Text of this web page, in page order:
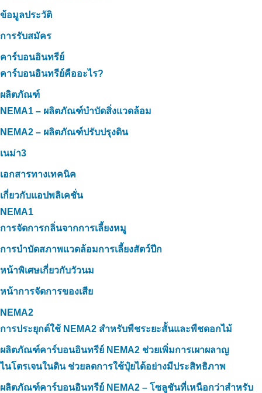
ข้อมูลประวัติ
การรับสมัคร
คาร์บอนอินทรีย์
คาร์บอนอินทรีย์คืออะไร?
ผลิตภัณฑ์
NEMA1 – ผลิตภัณฑ์บำบัดสิ่งแวดล้อม
NEMA2 – ผลิตภัณฑ์ปรับปรุงดิน
เนม่า3
เอกสารทางเทคนิค
เกี่ยวกับแอปพลิเคชั่น
NEMA1
การจัดการกลิ่นจากการเลี้ยงหมู
การบำบัดสภาพแวดล้อมการเลี้ยงสัตว์ปีก
หน้าพิเศษเกี่ยวกับวัวนม
หน้าการจัดการของเสีย
NEMA2
การประยุกต์ใช้ NEMA2 สำหรับพืชระยะสั้นและพืชดอกไม้
ผลิตภัณฑ์คาร์บอนอินทรีย์ NEMA2 ช่วยเพิ่มการเผาผลาญ
ไนโตรเจนในดิน ช่วยลดการใช้ปุ๋ยได้อย่างมีประสิทธิภาพ
ผลิตภัณฑ์คาร์บอนอินทรีย์ NEMA2 – โซลูชันที่เหนือกว่าสำหรับ